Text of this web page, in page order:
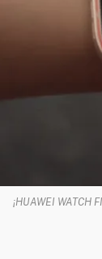
¡HUAWEI WATCH